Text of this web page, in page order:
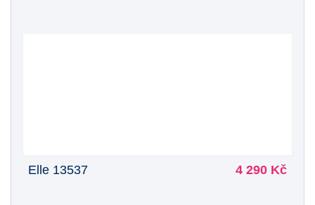
Elle 13537 4 290 Kč